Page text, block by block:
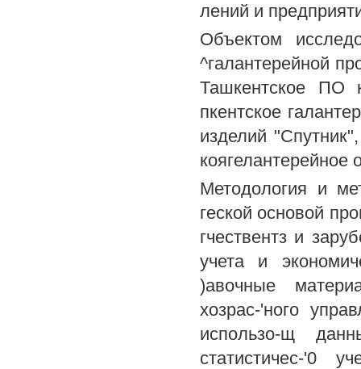
лений и
Объектом
^галантерейной
Ташкентское ПО
пкентское
изделий
коягелантерейное
Методология и
геской основой
гчествентз и
учета и
)авочные
хозрас-'ного
использо-щ
статистичес-'0